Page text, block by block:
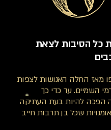
כל הסיבות לצאת
מאז החלה האנושות לצפות
השמיים. עד כדי כך
הפכה להיות בעת העתיקה
שכל בן תרבות חייב